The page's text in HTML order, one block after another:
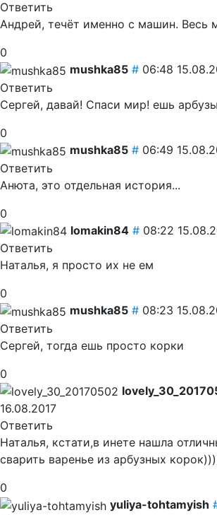
Ответить
Андрей, течёт именно с машин. Весь
0
mushka85 # 06:48
Ответить
Сергей, давай! Спаси мир! ешь
0
mushka85 # 06:49
Ответить
Анюта, это отдельная история...
0
lomakin84 # 08:22
Ответить
Наталья, я просто их не ем
0
mushka85 # 08:23
Ответить
Сергей, тогда ешь просто корки
0
16.08.2017
Ответить
Наталья, кстати,в инете нашла
сварить варенье из арбузных
0
yuliya-tohtamyish